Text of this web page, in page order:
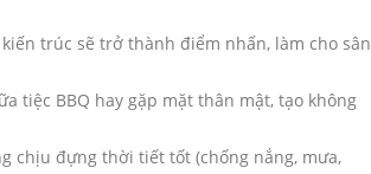
trúc sẽ trở thành điểm nhấn, làm cho sân
tiệc BBQ hay gặp mặt thân mật, tạo không
chịu đựng thời tiết tốt (chống nắng, mưa,